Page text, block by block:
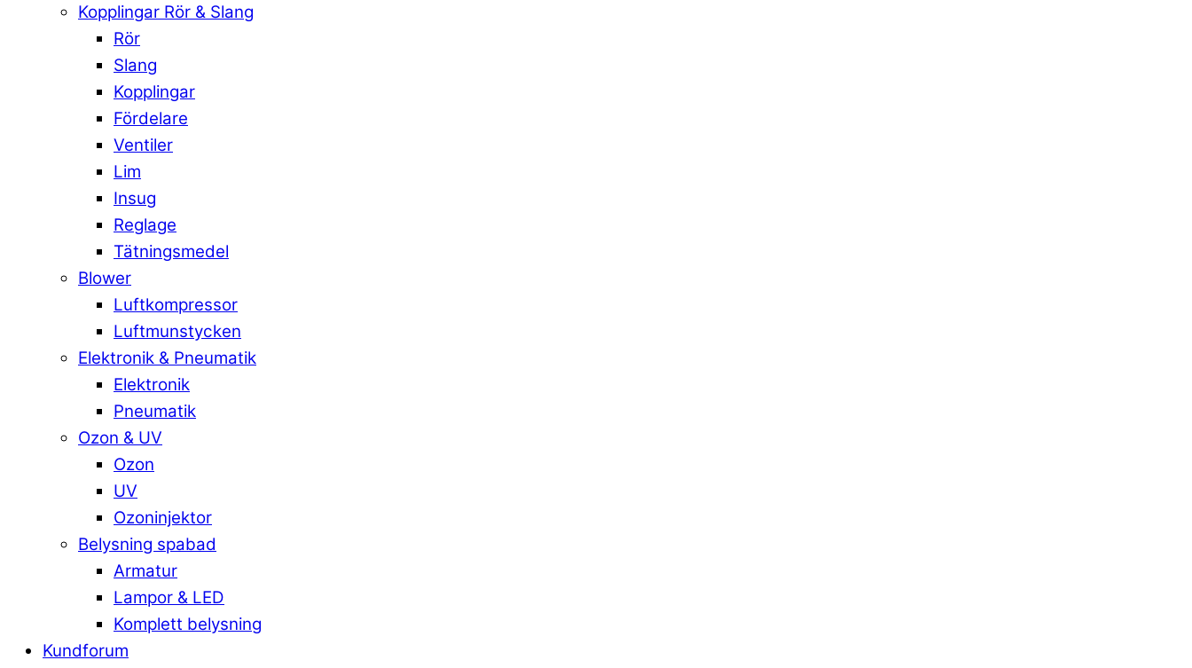
Kopplingar Rör & Slang
Rör
Slang
Kopplingar
Fördelare
Ventiler
Lim
Insug
Reglage
Tätningsmedel
Blower
Luftkompressor
Luftmunstycken
Elektronik & Pneumatik
Elektronik
Pneumatik
Ozon & UV
Ozon
UV
Ozoninjektor
Belysning spabad
Armatur
Lampor & LED
Komplett belysning
Kundforum